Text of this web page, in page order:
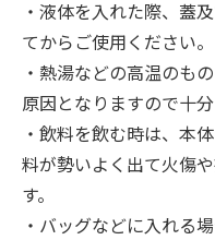
・液体を入れた際、蓋
てからご使用ください。
・熱湯などの高温のも
原因となりますので十
・飲料を飲む時は、本
料が勢いよく出て火傷
す。
・バッグなどに入れる